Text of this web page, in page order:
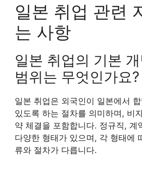
일본 취업 관련
는 사항
일본 취업의 기본
범위는 무엇인가요?
일본 취업은 외국인이 일본에서
있도록 하는 절차를 의미하며, 비
약 체결을 포함합니다. 정규직, 계
다양한 형태가 있으며, 각 형태에
류와 절차가 다릅니다.